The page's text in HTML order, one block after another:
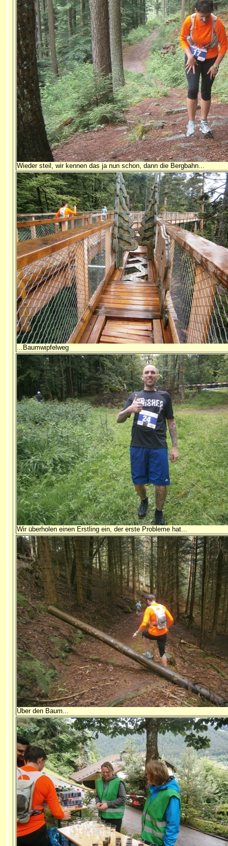
Wieder steil, wir kennen das ja nun schon, dann die Bergbahn...
...Baumwipfelweg
Wir überholen einen Erstling ein, der erste Probleme hat...
Über den Baum...